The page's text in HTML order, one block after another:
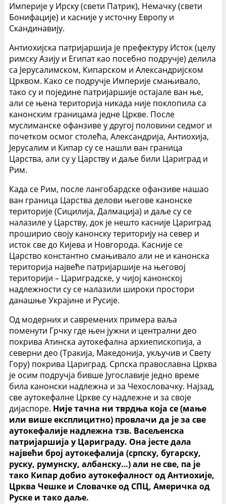
Империје у Ирску (свети Патрик), Немачку (свети
Бонифације) и касније у источну Европу и
Скандинавију.
Антиохијска патријаршија је префектуру Исток (целу
римску Азију и Египат као посебно подручје) делила
са Јерусалимском, Кипарском и Александријском
Црквом. Како се подручје Империје смањивало,
тако су и поједине патријаршије остајале ван ње,
али се њена територија никада није поклопила са
канонским границама једне Цркве. После
муслиманске офанзиве у другој половини седмог и
почетком осмог столећа, Александрија, Антиохија,
Јерусалим и Кипар су се нашли ван граница
Царства, али су у Царству и даље били Цариград и
Рим.
Када се Рим, после лангобардске офанзиве нашао
ван граница Царства делови његове канонске
територије (Сицилија, Далмација) и даље су се
налазиле у Царству, док је нешто касније Цариград
проширио своју канонску територију на север и
исток све до Кијева и Новгорода. Касније се
Царство константно смањивало али не и канонска
територија највеће патријаршије на његовој
територији – Цариградске, у чијој канонској
надлежности су се налазили широки простори
данашње Украјине и Русије.
Од модерних и савремених примера ваља
поменути Грчку где њен јужни и централни део
покрива Атинска аутокефална архиепископија, а
северни део (Тракија, Македонија, укључив и Свету
Гору) покрива Цариград. Српска православна Црква
је осим подручја бивше Југославије једно време
била канонски надлежна и за Чехословачку. Најзад,
све аутокефалне Цркве су надлежне и за своје
дијаспоре. Није тачна ни тврдња која се (мање
или више експлицитно) провлачи да је за све
аутокефалије надлежна тзв. Васељенска
патријаршија у Цариграду. Она јесте дала
највећи број аутокефалија (српску, бугарску,
руску, румунску, албанску…) али не све, па је
тако Кипар добио аутокефалност од Антиохије,
Црква Чешке и Словачке од СПЦ, Америчка од
Руске и тако даље.